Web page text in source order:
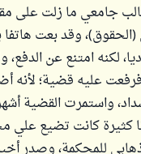
جامعي ما زلت على
(الحقوق)، وقد بعت هاتفا
لكنه امتنع عن الدفع،
عليه قضية؛ لأنه
واستمرت القضية
كثيرة كانت تضيع
للمحكمة، وصدر